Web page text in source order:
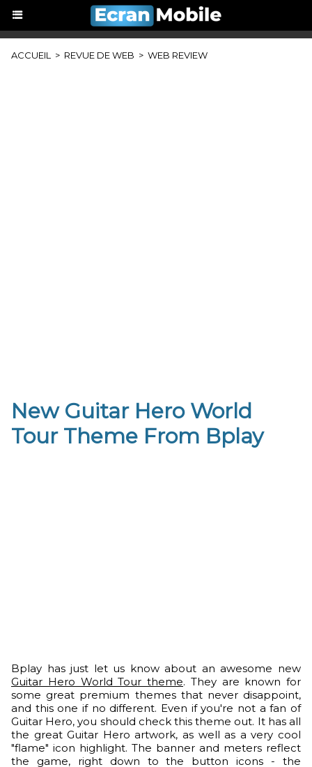
ACCUEIL > REVUE DE WEB > WEB REVIEW
New Guitar Hero World
Tour Theme From Bplay
Bplay has just let us know about an awesome new
Guitar Hero World Tour theme. They are known for
some great premium themes that never disappoint,
and this one if no different. Even if you're not a fan of
Guitar Hero, you should check this theme out. It has all
the great Guitar Hero artwork, as well as a very cool
"flame" icon highlight. The banner and meters reflect
the game, right down to the button icons - the